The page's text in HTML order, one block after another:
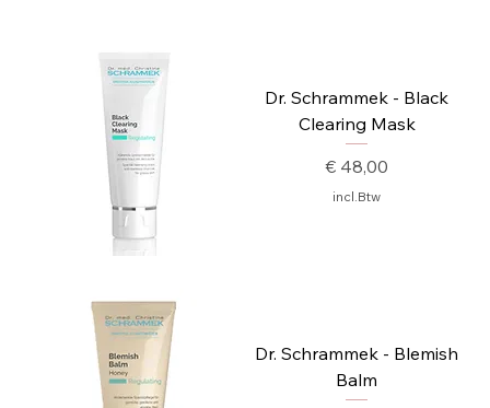
Dr. Schrammek - Black
Clearing Mask
Prijs
€ 48,00
incl.Btw
Dr. Schrammek - Blemish
Balm